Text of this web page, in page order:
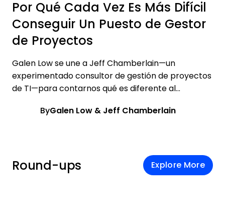
Por Qué Cada Vez Es Más Difícil
Conseguir Un Puesto de Gestor
de Proyectos
Galen Low se une a Jeff Chamberlain—un
experimentado consultor de gestión de proyectos
de TI—para contarnos qué es diferente al...
ByGalen Low & Jeff Chamberlain
Round-ups Explore More